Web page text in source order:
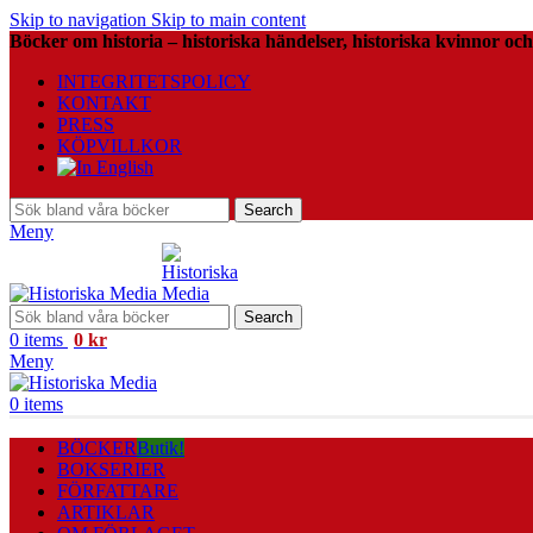
Skip to navigation Skip to main content
Böcker om historia – historiska händelser, historiska kvinnor
INTEGRITETSPOLICY
KONTAKT
PRESS
KÖPVILLKOR
Search
Meny
Search
0 items 0 kr
Meny
0 items
BÖCKERButik!
BOKSERIER
FÖRFATTARE
ARTIKLAR